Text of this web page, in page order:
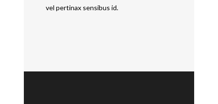
vel pertinax sensibus id.